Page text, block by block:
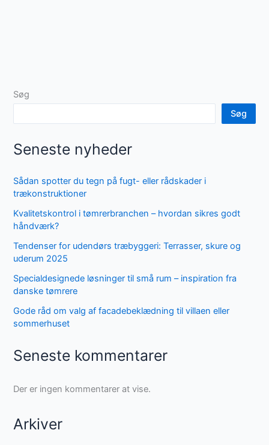
Søg
Søg
Seneste nyheder
Sådan spotter du tegn på fugt- eller rådskader i
trækonstruktioner
Kvalitetskontrol i tømrerbranchen – hvordan sikres godt
håndværk?
Tendenser for udendørs træbyggeri: Terrasser, skure og
uderum 2025
Specialdesignede løsninger til små rum – inspiration fra
danske tømrere
Gode råd om valg af facadebeklædning til villaen eller
sommerhuset
Seneste kommentarer
Der er ingen kommentarer at vise.
Arkiver